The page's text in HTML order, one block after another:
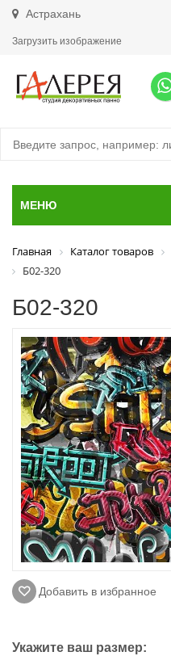
Астрахань
Загрузить изображение
МЕНЮ
Главная Каталог товаров
Б02-320
Б02-320
Добавить в избранное
Укажите ваш размер: